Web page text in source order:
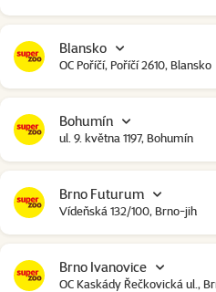
Blansko
OC Poříčí, Poříčí 2610, Blansko
Bohumín
ul. 9. května 1197, Bohumín
Brno Futurum
Vídeňská 132/100, Brno-jih
Brno Ivanovice
OC Kaskády Řečkovická ul.,